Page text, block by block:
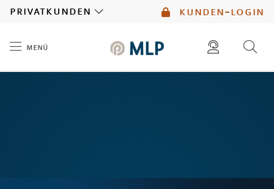
kunden-login
privatkunden
menü